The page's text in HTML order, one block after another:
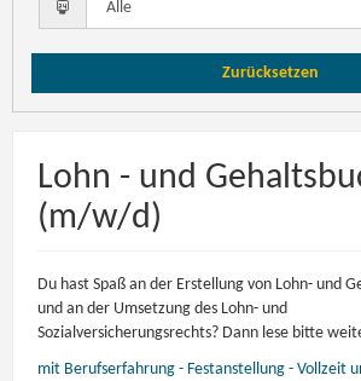
Zurücksetzen
Lohn - und
(m/w/d)
Du hast Spaß an der Erstellung von Lohn- und
und an der Umsetzung des Lohn- und
Sozialversicherungsrechts? Dann lese bitte
mit Berufserfahrung - Festanstellung - Vollzeit